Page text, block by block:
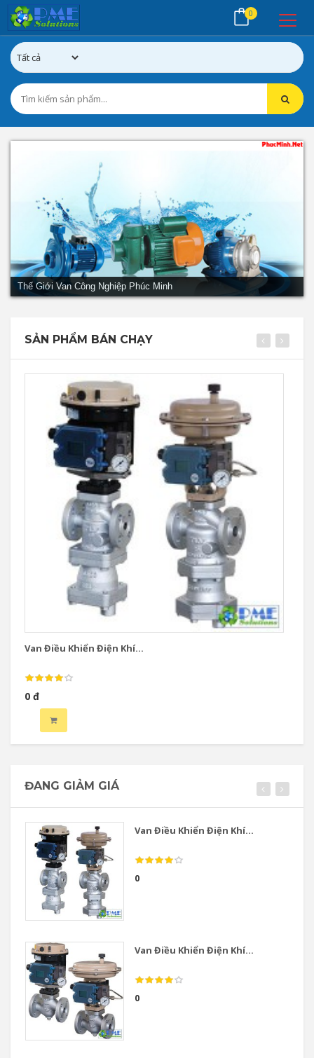
0
Thế Giới Van Công Nghiệp Phúc Minh
SẢN PHẨM BÁN CHẠY
Van Điều Khiển Điện Khí...
0 đ
ĐANG GIẢM GIÁ
Van Điều Khiển Điện Khí...
0
Van Điều Khiển Điện Khí...
0